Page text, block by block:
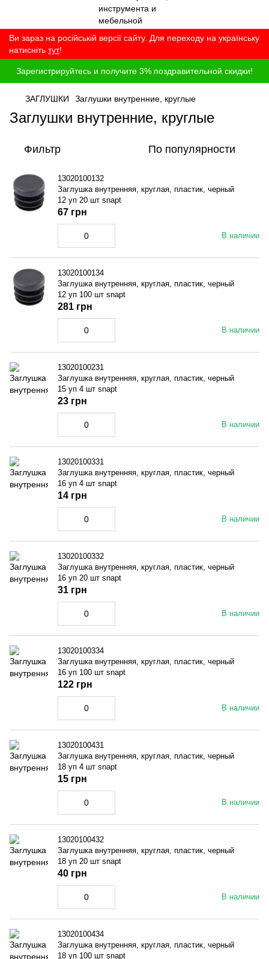
Ви зараз на російській версії сайту. Для переходу на українську
натисніть тут!
Зарегистрируйтесь и получите 3% поздравительной скидки!
ЗАГЛУШКИ Заглушки внутренние, круглые
Заглушки внутренние, круглые
Фильтр По популярности
13020100132
Заглушка внутренняя, круглая, пластик, черный
12 уп 20 шт snapt
В наличии
67 грн
13020100134
Заглушка внутренняя, круглая, пластик, черный
12 уп 100 шт snapt
В наличии
281 грн
13020100231
Заглушка внутренняя, круглая, пластик, черный
15 уп 4 шт snapt
В наличии
23 грн
13020100331
Заглушка внутренняя, круглая, пластик, черный
16 уп 4 шт snapt
В наличии
14 грн
13020100332
Заглушка внутренняя, круглая, пластик, черный
16 уп 20 шт snapt
В наличии
31 грн
13020100334
Заглушка внутренняя, круглая, пластик, черный
16 уп 100 шт snapt
В наличии
122 грн
13020100431
Заглушка внутренняя, круглая, пластик, черный
18 уп 4 шт snapt
В наличии
15 грн
13020100432
Заглушка внутренняя, круглая, пластик, черный
18 уп 20 шт snapt
В наличии
40 грн
13020100434
Заглушка внутренняя, круглая, пластик, черный
18 уп 100 шт snapt